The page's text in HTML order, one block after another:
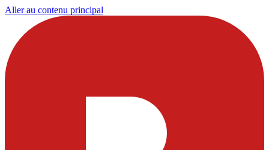
Aller au contenu principal